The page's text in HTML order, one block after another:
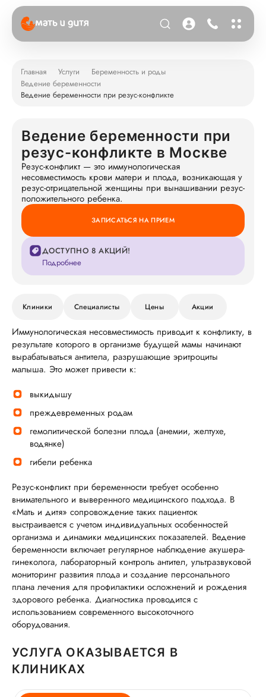
Главная Услуги
Беременность и роды
Ведение беременности
Ведение беременности при резус-конфликте
Ведение беременности при
резус-конфликте в Москве
Резус-конфликт — это иммунологическая
несовместимость крови матери и плода, возникающая у
резус-отрицательной женщины при вынашивании резус-
положительного ребенка.
ЗАПИСАТЬСЯ НА ПРИЕМ
ДОСТУПНО 8 АКЦИЙ!
Подробнее
Клиники Специалисты Цены Акции
Иммунологическая несовместимость приводит к конфликту, в
результате которого в организме будущей мамы начинают
вырабатываться антитела, разрушающие эритроциты
малыша. Это может привести к:
выкидышу
преждевременных родам
гемолитической болезни плода (анемии, желтухе,
водянке)
гибели ребенка
Резус-конфликт при беременности требует особенно
внимательного и выверенного медицинского подхода. В
«Мать и дитя» сопровождение таких пациенток
выстраивается с учетом индивидуальных особенностей
организма и динамики медицинских показателей. Ведение
беременности включает регулярное наблюдение акушера-
гинеколога, лабораторный контроль антител, ультразвуковой
мониторинг развития плода и создание персонального
плана лечения для профилактики осложнений и рождения
здорового ребенка. Диагностика проводится с
использованием современного высокоточного
оборудования.
УСЛУГА ОКАЗЫВАЕТСЯ В
КЛИНИКАХ